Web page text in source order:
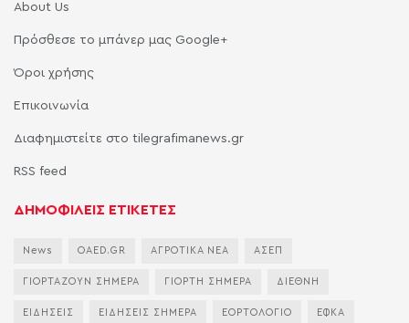
About Us
Πρόσθεσε το μπάνερ μας Google+
Όροι χρήσης
Επικοινωνία
Διαφημιστείτε στο tilegrafimanews.gr
RSS feed
ΔΗΜΟΦΙΛΕΙΣ ΕΤΙΚΕΤΕΣ
News OAED.GR ΑΓΡΟΤΙΚΑ ΝΕΑ ΑΣΕΠ
ΓΙΟΡΤΑΖΟΥΝ ΣΗΜΕΡΑ ΓΙΟΡΤΗ ΣΗΜΕΡΑ ΔΙΕΘΝΗ
ΕΙΔΗΣΕΙΣ ΕΙΔΗΣΕΙΣ ΣΗΜΕΡΑ ΕΟΡΤΟΛΟΓΙΟ ΕΦΚΑ